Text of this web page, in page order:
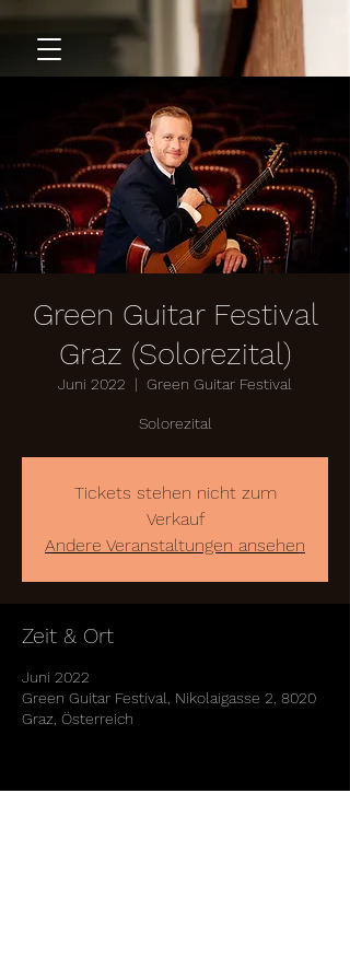
Green Guitar Festival
Graz (Solorezital)
Juni 2022
  |
Green Guitar Festival
Solorezital
Tickets stehen nicht zum
Verkauf
Andere Veranstaltungen ansehen
Zeit & Ort
Juni 2022
Green Guitar Festival, Nikolaigasse 2, 8020
Graz, Österreich